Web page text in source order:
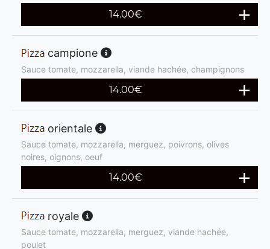
14.00€
campione
Sauce tomate, mozzarella, viande hachée, champignons
14.00€
orientale
Sauce tomate, mozzarella, merguez, poivrons, olives
noires, oignons, oeuf
14.00€
royale
Sauce tomate, mozzarella, merguez, viande hachée,
poulet